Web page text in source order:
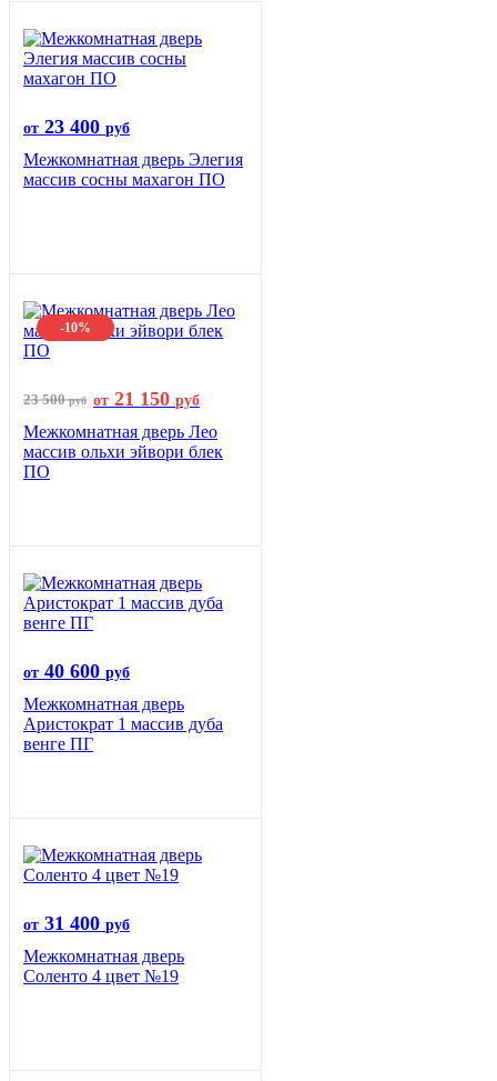
от 23 400 руб
Межкомнатная дверь Элегия
массив сосны махагон ПО
-10%
23 500руб от 21 150 руб
Межкомнатная дверь Лео
массив ольхи эйвори блек
ПО
от 40 600 руб
Межкомнатная дверь
Аристократ 1 массив дуба
венге ПГ
от 31 400 руб
Межкомнатная дверь
Соленто 4 цвет №19